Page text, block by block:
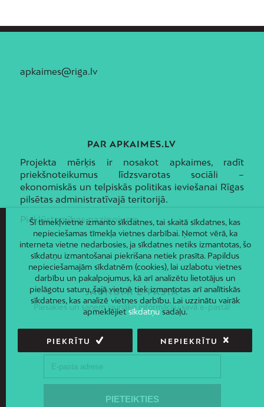
apkaimes@riga.lv
PAR APKAIMES.LV
Projekta mērķis ir nosakot apkaimes, radīt
priekšnoteikumus līdzsvarotas sociāli –
ekonomiskās un telpiskās politikas ieviešanai Rīgas
pilsētas administratīvajā teritorijā.
Piekļūstamības paziņojums
JAUNUMI E-PASTĀ
Piesakies un saņem jaunāko informāciju savā e-pastā!
Šī tīmekļvietne izmanto sīkdatnes, tai skaitā sīkdatnes, kas
nepieciešamas tīmekļa vietnes darbībai. Ņemot vērā, ka
interneta vietne nedarbosies, ja sīkdatnes netiks izmantotas, šo
sīkdatņu izmantošanai piekrišana netiek prasīta. Papildus
nepieciešamajām sīkdatnēm (cookies), lai uzlabotu vietnes
darbību un pakalpojumus, kā arī analizētu lietotājus un
pielāgotu saturu, šajā vietnē tiek izmantotas arī analītiskās
sīkdatnes, kas analizē vietnes darbību. Lai uzzinātu vairāk
apmeklējietsīkdatņusadaļu.
PIEKRĪTU NEPIEKRĪTU